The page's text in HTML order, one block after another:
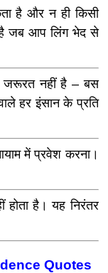
है और न ही किसी
है जब आप लिंग भेद से
जरूरत नहीं है – बस
हर इंसान के प्रति
में प्रवेश करना।
होता है। यह निरंतर
Quotes